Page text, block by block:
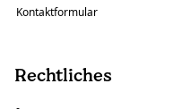
Kontaktformular
Rechtliches